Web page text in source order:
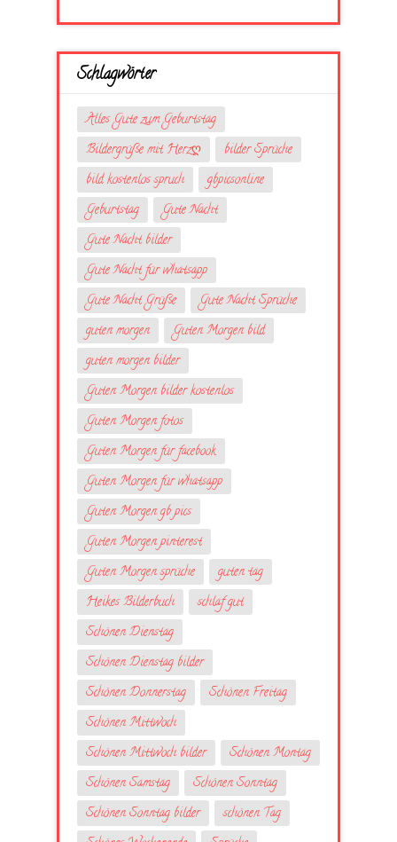
Schlagwörter
Alles Gute zum Geburtstag
Bildergrüße mit Herzღ
bilder Sprüche
bild kostenlos spruch
gbpicsonline
Geburtstag
Gute Nacht
Gute Nacht bilder
Gute Nacht für whatsapp
Gute Nacht Grüße
Gute Nacht Sprüche
guten morgen
Guten Morgen bild
guten morgen bilder
Guten Morgen bilder kostenlos
Guten Morgen fotos
Guten Morgen für facebook
Guten Morgen für whatsapp
Guten Morgen gb pics
Guten Morgen pinterest
Guten Morgen sprüche
guten tag
Heikes Bilderbuch
schlaf gut
Schönen Dienstag
Schönen Dienstag bilder
Schönen Donnerstag
Schönen Freitag
Schönen Mittwoch
Schönen Mittwoch bilder
Schönen Montag
Schönen Samstag
Schönen Sonntag
Schönen Sonntag bilder
schönen Tag